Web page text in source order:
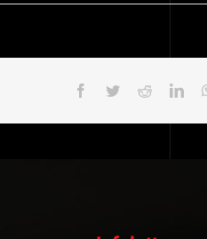
Facebook
TwitterReddit